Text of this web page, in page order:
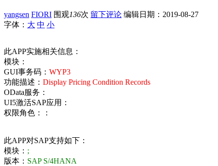
yangsen FIORI 围观136次 留下评论 编辑日期： 2019-08-27
字体： 大 中 小
此APP实施相关信息：
模块：
GUI事务码： WYP3
功能描述： Display Pricing Condition Records
OData服务：
UI5激活SAP应用：
权限角色：：
此APP对SAP支持如下：
模块： ;
版本： SAP S/4HANA